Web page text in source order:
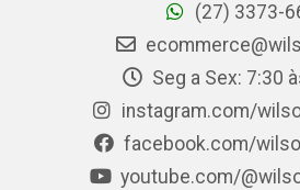
(27) 3373-
Seg a Sex: 7:30
instagram.com/
facebook.com/
youtube.com/